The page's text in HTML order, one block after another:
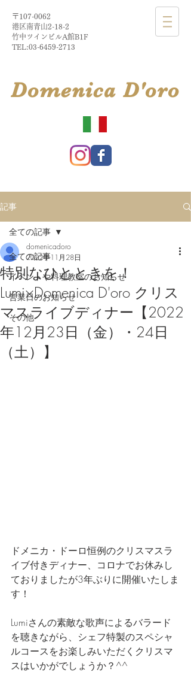
〒107-0062
港区南青山2-18-2​
​竹中ツインビルA館B1F
TEL:03-6459-2713
​DomenicaD'oro
記事
全ての記事
イベントや料理教室のお知らせ
営業日のお知らせ
その他
全ての記事
特別なひとときを！
Lumi×Domenica D'oro クリス
マスライブディナー【2022
年12月23日（金）・24日
（土）】
domenicadoro
2022年11月28日
ドメニカ・ドーロ恒例のクリスマスラ
イブ付きディナー、コロナでお休みし
ておりましたが3年ぶりに開催いたしま
す！
Lumiさんの素敵な歌声によるバラード
を聴きながら、シェフ特製のスペシャ
ルコースをお楽しみいただくクリスマ
スはいかがでしょうか？^^